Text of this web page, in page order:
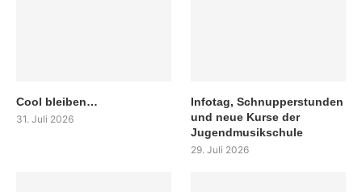
Cool bleiben…
31. Juli 2026
Infotag, Schnupperstunden
und neue Kurse der
Jugendmusikschule
29. Juli 2026